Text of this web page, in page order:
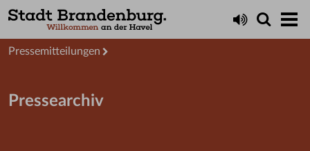
Presseservice
Pressemitteilungen
Pressearchiv